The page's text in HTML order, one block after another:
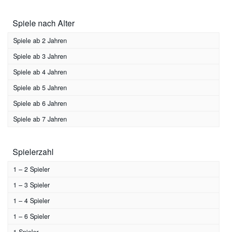
Ratespiel
Reaktionsspiel
Sammelspiel
Stapelspiel
Strategiespiel
Suchspiel
Wettlaufspiel
Zuordnungsspiel
Spiele nach Alter
Spiele ab 2 Jahren
Spiele ab 3 Jahren
Spiele ab 4 Jahren
Spiele ab 5 Jahren
Spiele ab 6 Jahren
Spiele ab 7 Jahren
Spielerzahl
1 – 2 Spieler
1 – 3 Spieler
1 – 4 Spieler
1 – 6 Spieler